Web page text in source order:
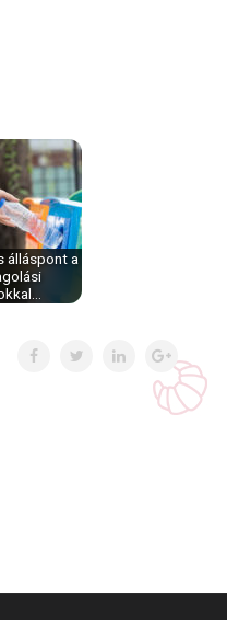
álláspont a